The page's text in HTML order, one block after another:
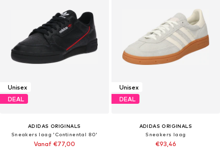
Unisex
DEAL
ADIDAS ORIGINALS
Sneakers laag 'Continental 80'
Vanaf €77,00
Unisex
DEAL
ADIDAS ORIGINALS
Sneakers laag
€93,46